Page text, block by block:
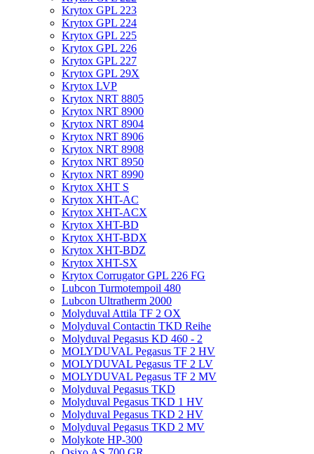
Krytox GPL 223
Krytox GPL 224
Krytox GPL 225
Krytox GPL 226
Krytox GPL 227
Krytox GPL 29X
Krytox LVP
Krytox NRT 8805
Krytox NRT 8900
Krytox NRT 8904
Krytox NRT 8906
Krytox NRT 8908
Krytox NRT 8950
Krytox NRT 8990
Krytox XHT S
Krytox XHT-AC
Krytox XHT-ACX
Krytox XHT-BD
Krytox XHT-BDX
Krytox XHT-BDZ
Krytox XHT-SX
Krytox Corrugator GPL 226 FG
Lubcon Turmotempoil 480
Lubcon Ultratherm 2000
Molyduval Attila TF 2 OX
Molyduval Contactin TKD Reihe
Molyduval Pegasus KD 460 - 2
MOLYDUVAL Pegasus TF 2 HV
MOLYDUVAL Pegasus TF 2 LV
MOLYDUVAL Pegasus TF 2 MV
Molyduval Pegasus TKD
Molyduval Pegasus TKD 1 HV
Molyduval Pegasus TKD 2 HV
Molyduval Pegasus TKD 2 MV
Molykote HP-300